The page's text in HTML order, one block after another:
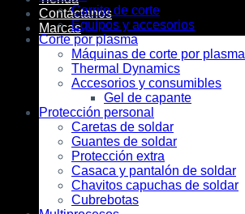
Contáctanos
Marcas
Carrito de corte
Equipos y accesorios
Corte por plasma
Máquinas de corte por plasma
Thermal Dynamics
Accesorios y consumibles
Gel de capante
Protección personal
Caretas de soldar
Guantes de soldar
Protección extra
Casaca y pantalón de soldar
Chavitos capuchas de soldar
Cubrebotas